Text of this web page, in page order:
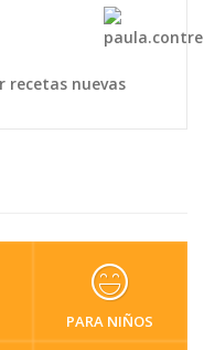
recetas nuevas
PARA NIÑOS